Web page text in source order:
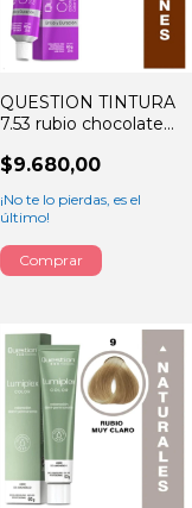
QUESTION TINTURA
7.53 rubio chocolate
$9.680,00
¡No te lo pierdas, es el
último!